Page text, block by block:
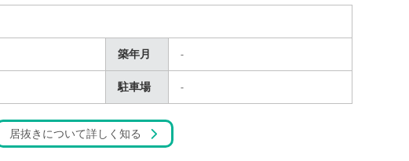
築年月 -
駐車場 -
居抜きについて詳しく知る